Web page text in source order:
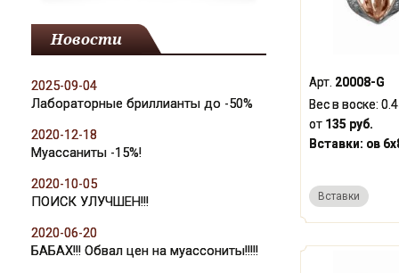
Арт. 20008-G
Вес в воске:
от 135 руб.
Вставки: ов
Вставки
Новости
2025-09-04
Лабораторные бриллианты до -50%
2020-12-18
Муассаниты -15%!
2020-10-05
ПОИСК УЛУЧШЕН!!!
2020-06-20
БАБАХ!!! Обвал цен на муассониты!!!!!